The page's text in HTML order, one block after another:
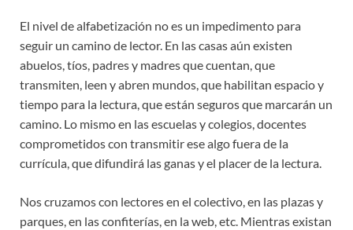
El nivel de alfabetización no es un impedimento para
seguir un camino de lector. En las casas aún existen
abuelos, tíos, padres y madres que cuentan, que
transmiten, leen y abren mundos, que habilitan espacio y
tiempo para la lectura, que están seguros que marcarán un
camino. Lo mismo en las escuelas y colegios, docentes
comprometidos con transmitir ese algo fuera de la
currícula, que difundirá las ganas y el placer de la lectura.
Nos cruzamos con lectores en el colectivo, en las plazas y
parques, en las confiterías, en la web, etc. Mientras existan